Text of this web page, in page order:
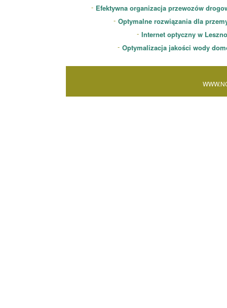
Efektywna organizacja przewozów
Optymalne rozwiązania dla
Internet optyczny w
Optymalizacja jakości wody